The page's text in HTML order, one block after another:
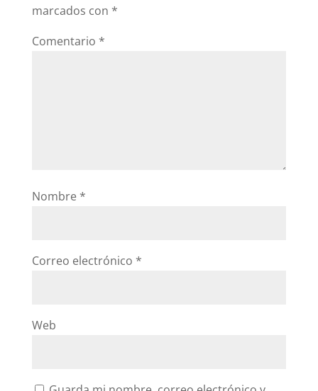
marcados con *
Comentario *
Nombre *
Correo electrónico *
Web